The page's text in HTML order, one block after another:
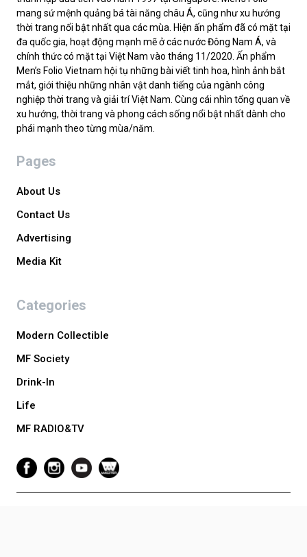
mang sứ mệnh quảng bá tài năng châu Á, cũng như xu hướng
thời trang nổi bật nhất qua các mùa. Hiện ấn phẩm đã có mặt tại
đa quốc gia, hoạt động mạnh mẽ ở các nước Đông Nam Á, và
chính thức có mặt tại Việt Nam vào tháng 11/2020. Ấn phẩm
Men’s Folio Vietnam hội tụ những bài viết tinh hoa, hình ảnh bắt
mắt, giới thiệu những nhân vật danh tiếng của ngành công
nghiệp thời trang và giải trí Việt Nam. Cùng cái nhìn tổng quan về
xu hướng, thời trang và phong cách sống nổi bật nhất dành cho
phái mạnh theo từng mùa/năm.
Pages
About Us
Contact Us
Advertising
Media Kit
Categories
Modern Collectible
MF Society
Drink-In
Life
MF RADIO&TV